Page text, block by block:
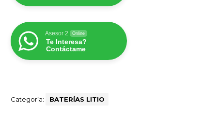
Asesor 2 Online
Te Interesa?
Contáctame
Categoría: BATERÍAS LITIO